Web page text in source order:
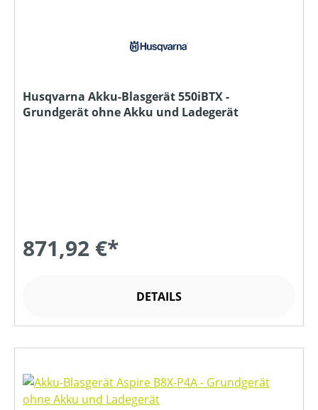
Husqvarna Akku-Blasgerät 550iBTX -
Grundgerät ohne Akku und Ladegerät
871,92 €*
DETAILS